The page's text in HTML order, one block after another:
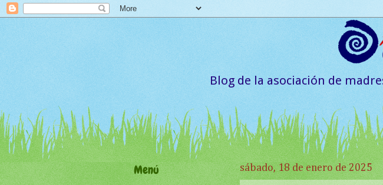
Blog de la asociación de
sábado, 18 de enero de 2025
Menú